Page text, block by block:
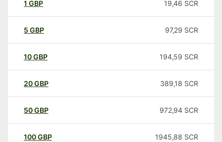
1 GBP 19,46 SCR
5 GBP 97,29 SCR
10GBP 194,59 SCR
20GBP 389,18 SCR
50GBP 972,94 SCR
100GBP 1945,88 SCR